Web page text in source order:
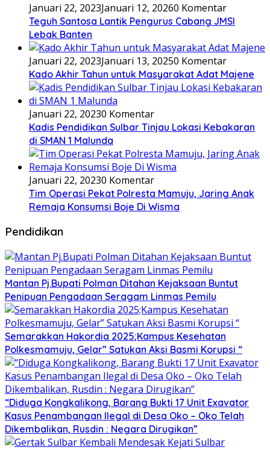
Januari 22, 2023Januari 12, 20260 Komentar
Teguh Santosa Lantik Pengurus Cabang JMSI
Lebak Banten
Januari 22, 2023Januari 13, 20250 Komentar
Kado Akhir Tahun untuk Masyarakat Adat Majene
Januari 22, 20230 Komentar
Kadis Pendidikan Sulbar Tinjau Lokasi Kebakaran
di SMAN 1 Malunda
Januari 22, 20230 Komentar
Tim Operasi Pekat Polresta Mamuju, Jaring Anak
Remaja Konsumsi Boje Di Wisma
Pendidikan
Mantan Pj.Bupati Polman Ditahan Kejaksaan Buntut
Penipuan Pengadaan Seragam Linmas Pemilu
Semarakkan Hakordia 2025;Kampus Kesehatan
Polkesmamuju, Gelar” Satukan Aksi Basmi Korupsi “
“Diduga Kongkalikong, Barang Bukti 17 Unit Exavator
Kasus Penambangan Ilegal di Desa Oko – Oko Telah
Dikembalikan, Rusdin : Negara Dirugikan”